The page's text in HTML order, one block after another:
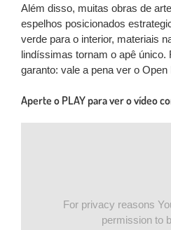
Além disso, muitas obras de
espelhos posicionados
verde para o interior, materiais
lindíssimas tornam o apê único.
garanto: vale a pena ver o
Aperte o PLAY para ver o vídeo
For privacy reasons
permission to